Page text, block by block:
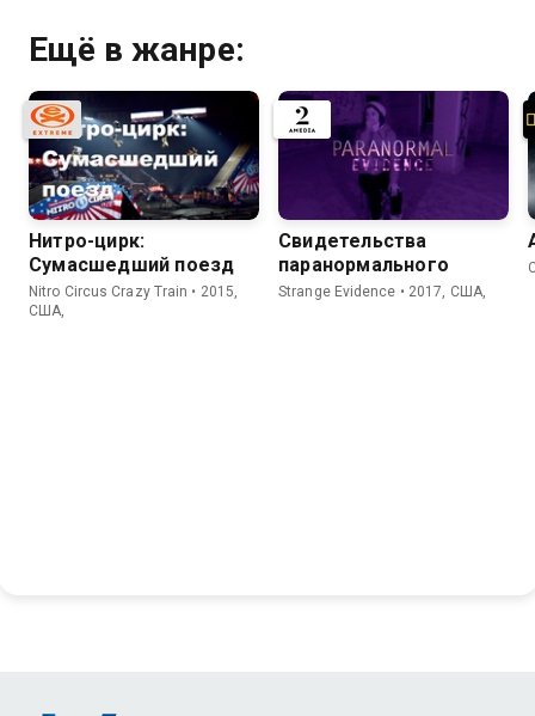
Ещё в жанре:
Нитро-цирк:
Сумасшедший поезд
Nitro Circus Crazy Train • 2015,
США,
Свидетельства
паранормального
Strange Evidence • 2017, США,